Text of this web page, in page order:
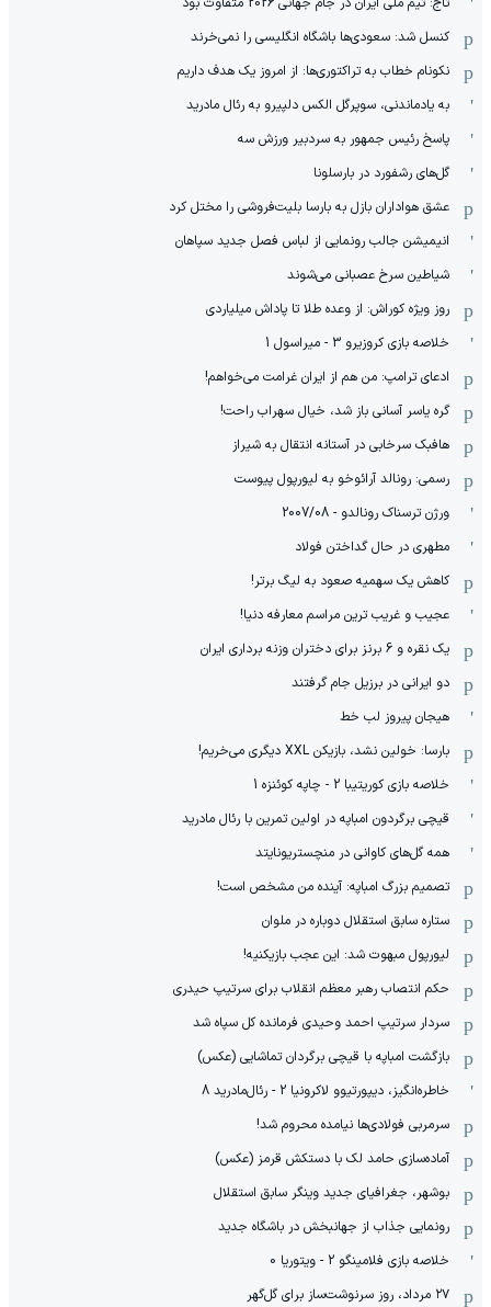
کنسل شد: سعودی‌ها باشگاه انگلیسی را نمی‌خرند
نکونام خطاب به تراکتوری‌ها: از امروز یک هدف داریم
به یادماندنی، سوپرگل الکس دلپیرو به رئال مادرید
پاسخ رئیس جمهور به سردبیر ورزش سه
گل‌های رشفورد در بارسلونا
عشق هواداران بازل به بارسا بلیت‌فروشی را مختل کرد
انیمیشن جالب رونمایی از لباس فصل جدید سپاهان
شیاطین سرخ عصبانی می‌شوند
روز ویژه کوراش: از وعده طلا تا پاداش میلیاردی
خلاصه بازی کروزیرو 3 - میراسول 1
ادعای ترامپ: من هم از ایران غرامت می‌خواهم!
گره یاسر آسانی باز شد، خیال سهراب راحت!
هافبک سرخابی در آستانه انتقال به شیراز
رسمی: رونالد آرائوخو به لیورپول پیوست
ورژن ترسناک رونالدو - 2007/08
مطهری در حال گداختن فولاد
کاهش یک سهمیه صعود به لیگ برتر!
عجیب و غریب ترین مراسم معارفه دنیا!
یک نقره و 6 برنز برای دختران وزنه برداری ایران
دو ایرانی در برزیل جام گرفتند
هیجان پیروز لب خط
بارسا: خولین نشد، بازیکن XXL دیگری می‌خریم!
خلاصه بازی کوریتیبا 2 - چاپه کوئنزه 1
قیچی برگردون امباپه در اولین تمرین با رئال مادرید
همه گل‌های کاوانی در منچستریونایتد
تصمیم بزرگ امباپه: آینده من مشخص است!
ستاره سابق استقلال دوباره در ملوان
لیورپول مبهوت شد: این عجب بازیکنیه!
حکم انتصاب رهبر معظم انقلاب برای سرتیپ حیدری
سردار سرتیپ احمد وحیدی فرمانده کل سپاه شد
بازگشت امباپه با قیچی برگردان تماشایی (عکس)
خاطره‌انگیز، دیپورتیوو لاکرونیا 2 - رئال‌مادرید 8
سرمربی فولادی‌ها نیامده محروم شد!
آماده‌سازی حامد لک با دستکش قرمز (عکس)
بوشهر، جغرافیای جدید وینگر سابق استقلال
رونمایی جذاب از جهانبخش در باشگاه جدید
خلاصه بازی فلامینگو 2 - ویتوریا 0
۲۷ مرداد، روز سرنوشت‌ساز برای گل‌گهر